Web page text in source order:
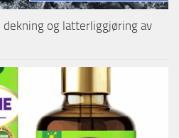
dekning og latterliggjøring av